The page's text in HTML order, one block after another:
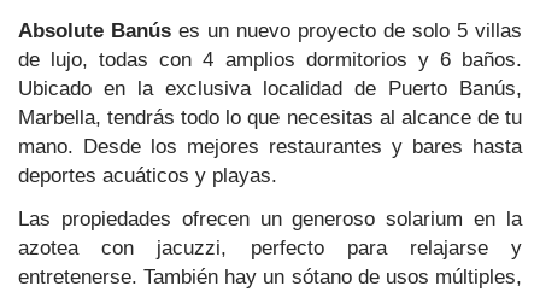
Absolute Banús es un nuevo proyecto de solo 5 villas
de lujo, todas con 4 amplios dormitorios y 6 baños.
Ubicado en la exclusiva localidad de Puerto Banús,
Marbella, tendrás todo lo que necesitas al alcance de tu
mano. Desde los mejores restaurantes y bares hasta
deportes acuáticos y playas.
Las propiedades ofrecen un generoso solarium en la
azotea con jacuzzi, perfecto para relajarse y
entretenerse. También hay un sótano de usos múltiples,